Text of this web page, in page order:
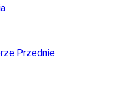
Przednie